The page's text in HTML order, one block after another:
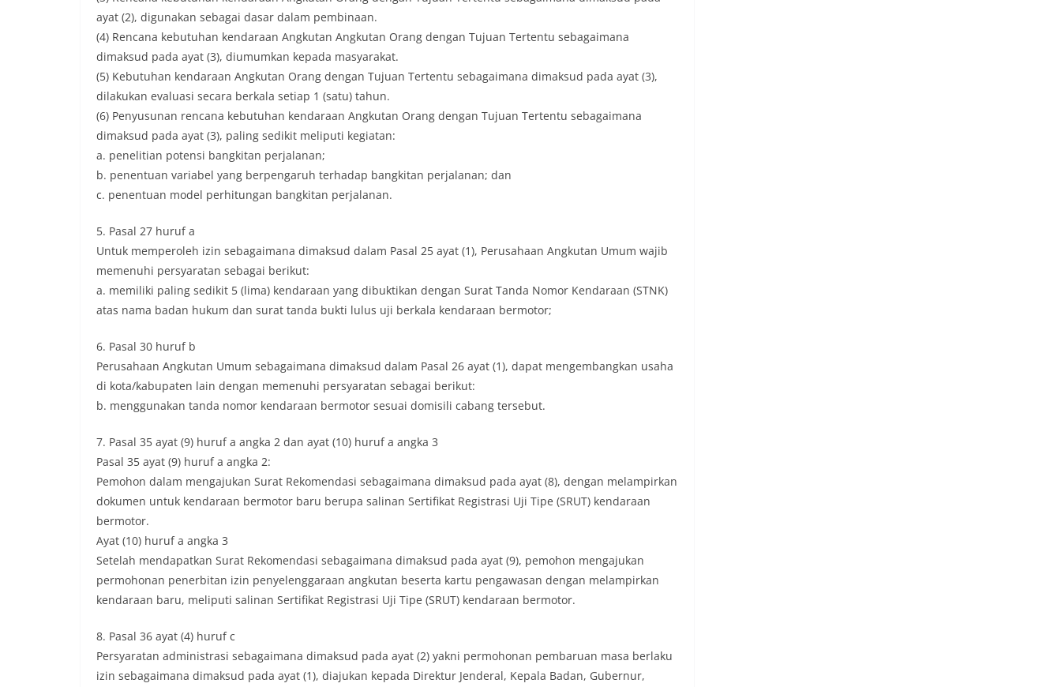
ayat (2), digunakan sebagai dasar dalam pembinaan.
(4) Rencana kebutuhan kendaraan Angkutan Angkutan Orang dengan Tujuan Tertentu sebagaimana
dimaksud pada ayat (3), diumumkan kepada masyarakat.
(5) Kebutuhan kendaraan Angkutan Orang dengan Tujuan Tertentu sebagaimana dimaksud pada ayat (3),
dilakukan evaluasi secara berkala setiap 1 (satu) tahun.
(6) Penyusunan rencana kebutuhan kendaraan Angkutan Orang dengan Tujuan Tertentu sebagaimana
dimaksud pada ayat (3), paling sedikit meliputi kegiatan:
a. penelitian potensi bangkitan perjalanan;
b. penentuan variabel yang berpengaruh terhadap bangkitan perjalanan; dan
c. penentuan model perhitungan bangkitan perjalanan.
5. Pasal 27 huruf a
Untuk memperoleh izin sebagaimana dimaksud dalam Pasal 25 ayat (1), Perusahaan Angkutan Umum wajib
memenuhi persyaratan sebagai berikut:
a. memiliki paling sedikit 5 (lima) kendaraan yang dibuktikan dengan Surat Tanda Nomor Kendaraan (STNK)
atas nama badan hukum dan surat tanda bukti lulus uji berkala kendaraan bermotor;
6. Pasal 30 huruf b
Perusahaan Angkutan Umum sebagaimana dimaksud dalam Pasal 26 ayat (1), dapat mengembangkan usaha
di kota/kabupaten lain dengan memenuhi persyaratan sebagai berikut:
b. menggunakan tanda nomor kendaraan bermotor sesuai domisili cabang tersebut.
7. Pasal 35 ayat (9) huruf a angka 2 dan ayat (10) huruf a angka 3
Pasal 35 ayat (9) huruf a angka 2:
Pemohon dalam mengajukan Surat Rekomendasi sebagaimana dimaksud pada ayat (8), dengan melampirkan
dokumen untuk kendaraan bermotor baru berupa salinan Sertifikat Registrasi Uji Tipe (SRUT) kendaraan
bermotor.
Ayat (10) huruf a angka 3
Setelah mendapatkan Surat Rekomendasi sebagaimana dimaksud pada ayat (9), pemohon mengajukan
permohonan penerbitan izin penyelenggaraan angkutan beserta kartu pengawasan dengan melampirkan
kendaraan baru, meliputi salinan Sertifikat Registrasi Uji Tipe (SRUT) kendaraan bermotor.
8. Pasal 36 ayat (4) huruf c
Persyaratan administrasi sebagaimana dimaksud pada ayat (2) yakni permohonan pembaruan masa berlaku
izin sebagaimana dimaksud pada ayat (1), diajukan kepada Direktur Jenderal, Kepala Badan, Gubernur,